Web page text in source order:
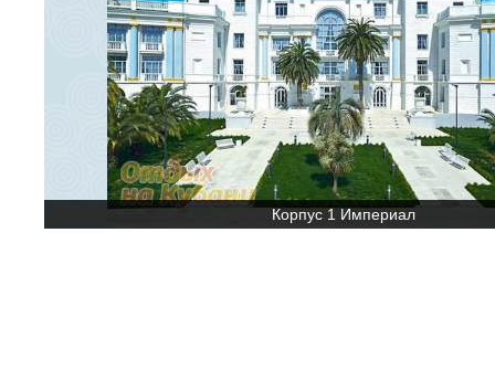
Корпус 1 Империал